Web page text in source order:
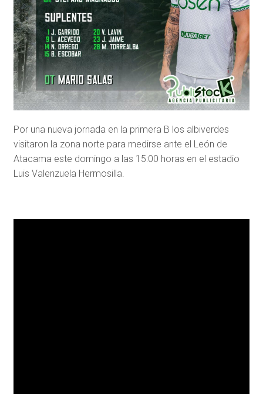
Por una nueva jornada en la primera B los albiverdes
visitaron la zona norte para medirse ante el León de
Atacama este domingo a las 15:00 horas en el estadio
Luis Valenzuela Hermosilla.